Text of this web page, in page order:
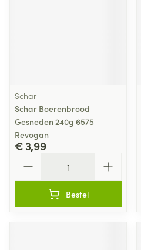
Schar
Schar Boerenbrood
Gesneden 240g 6575
Revogan
€ 3,99
Bestel